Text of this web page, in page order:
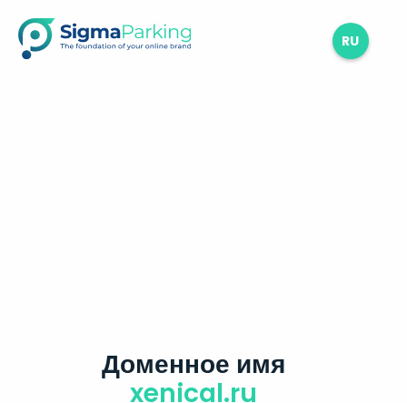
RU
Доменное имя
xenical.ru